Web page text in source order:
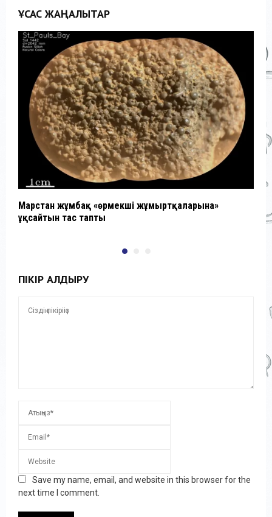
ҰҚСАС ЖАҢАЛЫҚТАР
Марстан жұмбақ «өрмекші жұмыртқаларына»
ұқсайтын тас тапты
ПІКІР ҚАЛДЫРУ
Save my name, email, and website in this browser for the
next time I comment.